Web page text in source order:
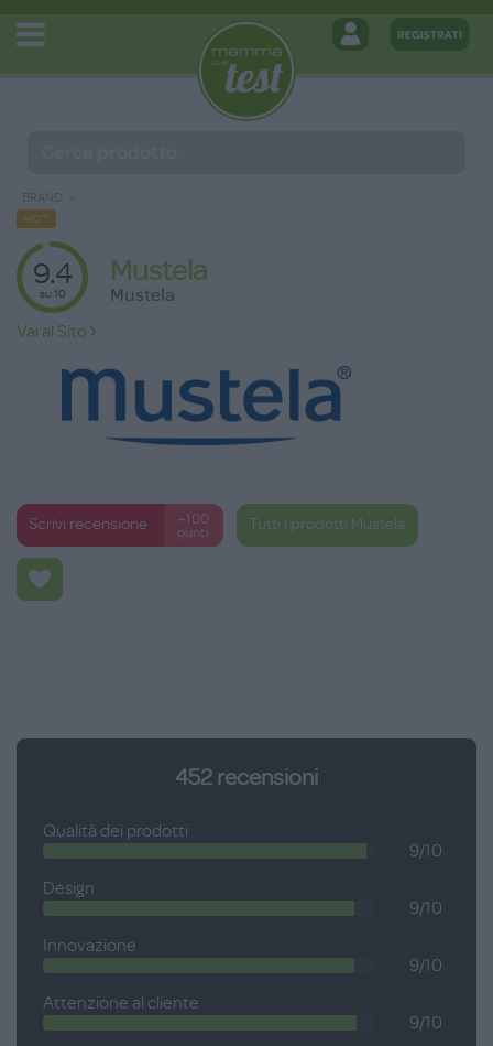
BRAND
HOT
9.4
su 10
Mustela
Mustela
Vai al Sito
Scrivi recensione
+100
punti
Tutti i prodotti Mustela
452 recensioni
Qualità dei prodotti
9/10
Design
9/10
Innovazione
9/10
Attenzione al cliente
9/10